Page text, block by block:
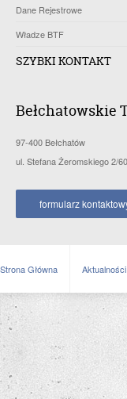
Dane Rejestrowe
Władze BTF
SZYBKI KONTAKT
Bełchatowskie
97-400 Bełchatów
ul. Stefana Żeromskiego 2/60
formularz
Strona Główna Aktualności